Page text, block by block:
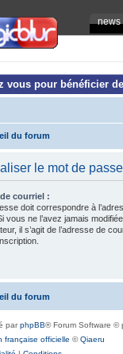
news
vous pour bénéficier
du forum
le mot de passe
courriel :
doit correspondre à
vous ne l’avez jamais
il s’agit de l’adresse de
du forum
parphpBB® Forum Software ©
française officielle ©Qiaeru